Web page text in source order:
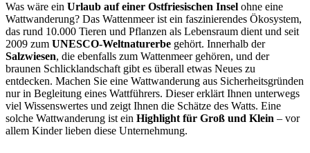
Was wäre ein Urlaub auf einer Ostfriesischen Insel ohne eine
Wattwanderung? Das Wattenmeer ist ein faszinierendes Ökosystem,
das rund 10.000 Tieren und Pflanzen als Lebensraum dient und seit
2009 zum UNESCO-Weltnaturerbe gehört. Innerhalb der
Salzwiesen, die ebenfalls zum Wattenmeer gehören, und der
braunen Schlicklandschaft gibt es überall etwas Neues zu
entdecken. Machen Sie eine Wattwanderung aus Sicherheitsgründen
nur in Begleitung eines Wattführers. Dieser erklärt Ihnen unterwegs
viel Wissenswertes und zeigt Ihnen die Schätze des Watts. Eine
solche Wattwanderung ist ein Highlight für Groß und Klein – vor
allem Kinder lieben diese Unternehmung.